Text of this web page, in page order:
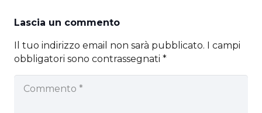
Lascia un commento
Il tuo indirizzo email non sarà pubblicato. I campi
obbligatori sono contrassegnati *